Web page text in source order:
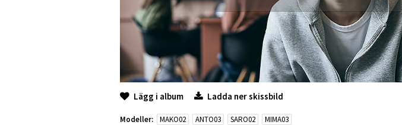
Lägg i album Ladda ner skissbild
Modeller: MAKO02 ANTO03 SARO02 MIMA03